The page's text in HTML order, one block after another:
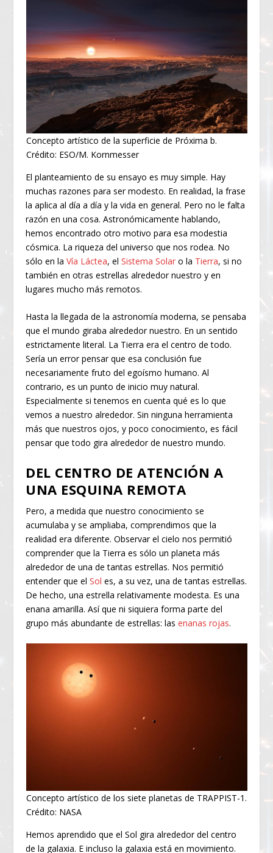
Concepto artístico de la superficie de Próxima b.
Crédito: ESO/M. Kornmesser
El planteamiento de su ensayo es muy simple. Hay
muchas razones para ser modesto. En realidad, la frase
la aplica al día a día y la vida en general. Pero no le falta
razón en una cosa. Astronómicamente hablando,
hemos encontrado otro motivo para esa modestia
cósmica. La riqueza del universo que nos rodea. No
sólo en laVía Láctea, elSistema Solar o la Tierra, si no
también en otras estrellas alrededor nuestro y en
lugares mucho más remotos.
Hasta la llegada de la astronomía moderna, se pensaba
que el mundo giraba alrededor nuestro. En un sentido
estrictamente literal. La Tierra era el centro de todo.
Sería un error pensar que esa conclusión fue
necesariamente fruto del egoísmo humano. Al
contrario, es un punto de inicio muy natural.
Especialmente si tenemos en cuenta qué es lo que
vemos a nuestro alrededor. Sin ninguna herramienta
más que nuestros ojos, y poco conocimiento, es fácil
pensar que todo gira alrededor de nuestro mundo.
DEL CENTRO DE ATENCIÓN A
UNA ESQUINA REMOTA
Pero, a medida que nuestro conocimiento se
acumulaba y se ampliaba, comprendimos que la
realidad era diferente. Observar el cielo nos permitió
comprender que la Tierra es sólo un planeta más
alrededor de una de tantas estrellas. Nos permitió
entender que elSol es, a su vez, una de tantas estrellas.
De hecho, una estrella relativamente modesta. Es una
enana amarilla. Así que ni siquiera forma parte del
grupo más abundante de estrellas: lasenanas rojas.
Concepto artístico de los siete planetas de TRAPPIST-1.
Crédito: NASA
Hemos aprendido que el Sol gira alrededor del centro
de la galaxia. E incluso la galaxia está en movimiento.